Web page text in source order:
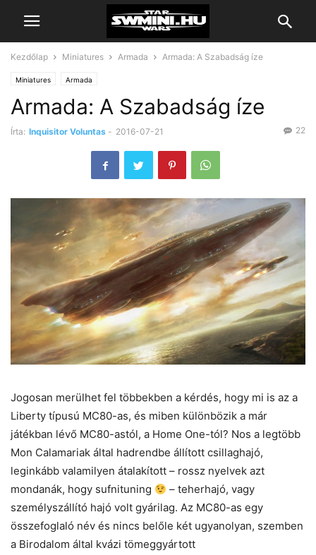
Kezdőlap Miniatures Armada Armada: A Szabadság íze
Miniatures Armada
Armada: A Szabadság íze
Írta: Inquisitor Voluntas - 2016-07-21 22
Jogosan merülhet fel többekben a kérdés, hogy mi is az a
Liberty típusú MC80-as, és miben különbözik a már
játékban lévő MC80-astól, a Home One-tól? Nos a legtöbb
Mon Calamariak által hadrendbe állított csillaghajó,
leginkább valamilyen átalakított – rossz nyelvek azt
mondanák, hogy sufnituning
– teherhajó, vagy
személyszállító hajó volt gyárilag. Az MC80-as egy
összefoglaló név és nincs belőle két ugyanolyan, szemben
a Birodalom által kvázi tömeggyártott